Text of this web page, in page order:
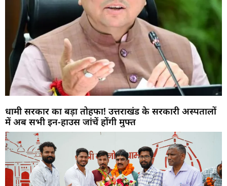
धामी सरकार का बड़ा तोहफा! उत्तराखंड के सरकारी अस्पतालों
में अब सभी इन-हाउस जांचें होंगी मुफ्त